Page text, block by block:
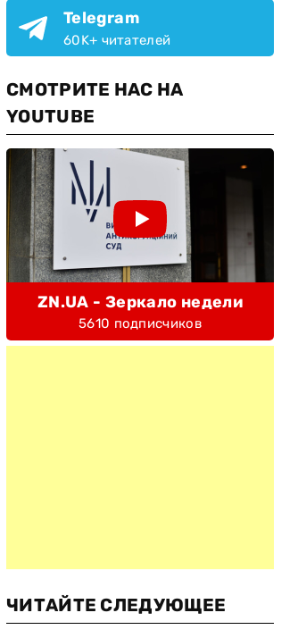
Telegram
60K+ читателей
СМОТРИТЕ НАС НА
YOUTUBE
ZN.UA - Зеркало недели
5610 подписчиков
ЧИТАЙТЕ СЛЕДУЮЩЕЕ